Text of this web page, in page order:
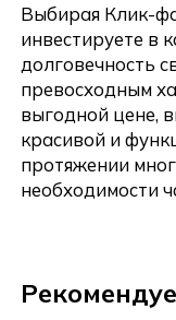
Выбирая Клик-
инвестируете в
долговечность
превосходным
выгодной цене,
красивой и
протяжении
необходимости